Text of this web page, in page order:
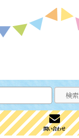
検索
問い合わせ